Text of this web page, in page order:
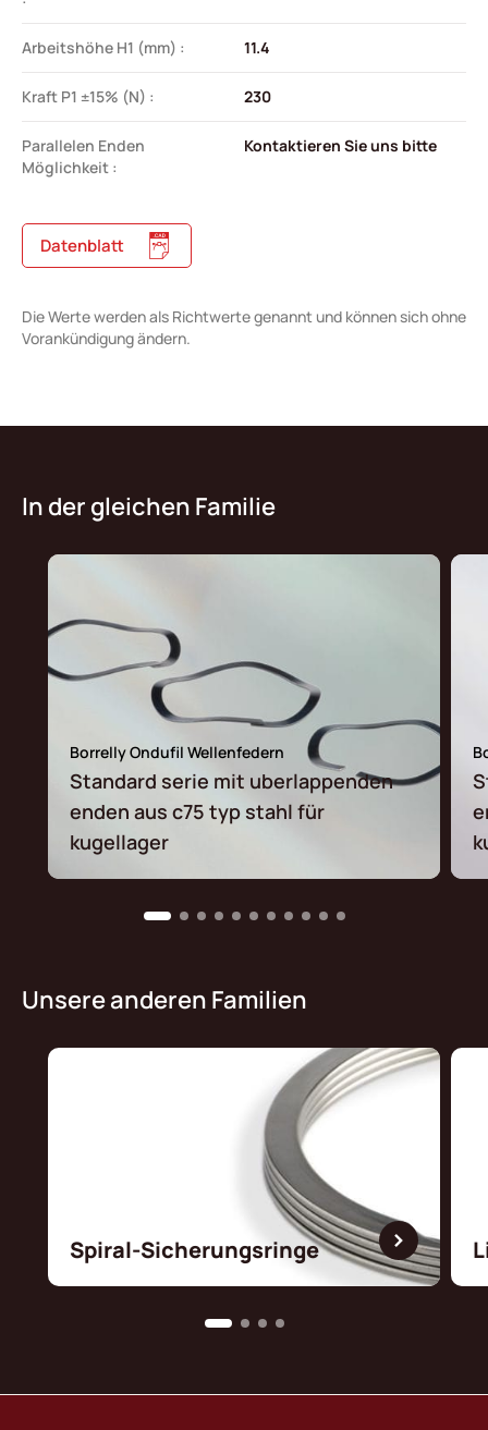
Arbeitshöhe H1 (mm) : 11.4
Kraft P1 ±15% (N) : 230
Parallelen Enden
Möglichkeit :
Kontaktieren Sie uns bitte
Datenblatt
Die Werte werden als Richtwerte genannt und können sich ohne
Vorankündigung ändern.
In der gleichen Familie
Borrelly Ondufil Wellenfedern
Standard serie mit uberlappenden
enden aus c75 typ stahl für
kugellager
Unsere anderen Familien
Spiral-Sicherungsringe